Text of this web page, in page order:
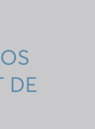
DE